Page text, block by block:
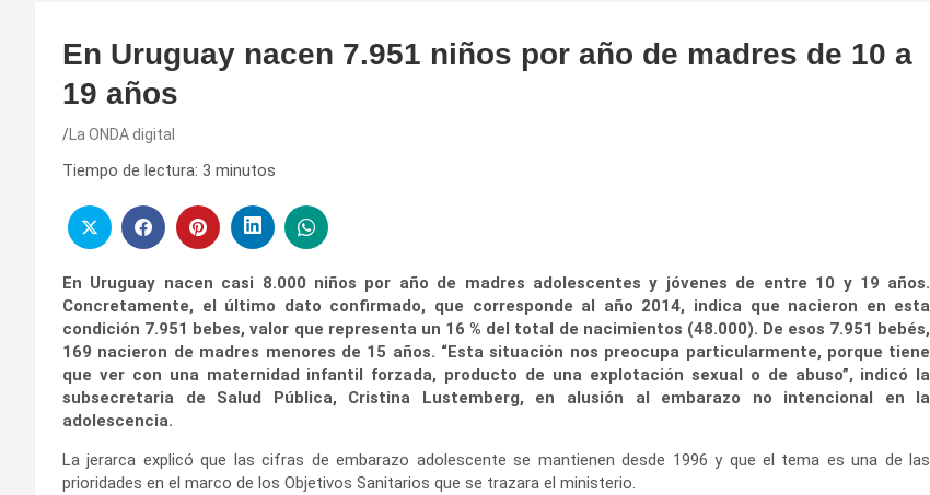
En Uruguay nacen 7.951 niños por año de madres de 10 a
19 años
La ONDA digital
Tiempo de lectura: 3 minutos
En Uruguay nacen casi 8.000 niños por año de madres adolescentes y jóvenes de entre 10 y 19 años.
Concretamente, el último dato confirmado, que corresponde al año 2014, indica que nacieron en esta
condición 7.951 bebes, valor que representa un 16 % del total de nacimientos (48.000). De esos 7.951 bebés,
169 nacieron de madres menores de 15 años. “Esta situación nos preocupa particularmente, porque tiene
que ver con una maternidad infantil forzada, producto de una explotación sexual o de abuso”, indicó la
subsecretaria de Salud Pública, Cristina Lustemberg, en alusión al embarazo no intencional en la
adolescencia.
La jerarca explicó que las cifras de embarazo adolescente se mantienen desde 1996 y que el tema es una de las
prioridades en el marco de los Objetivos Sanitarios que se trazara el ministerio.